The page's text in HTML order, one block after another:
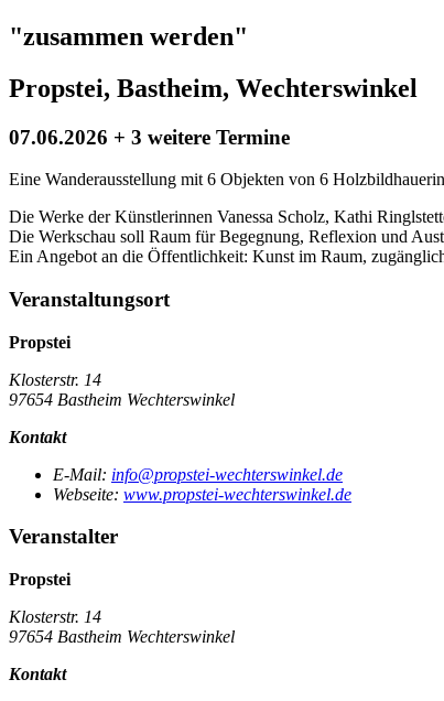
"zusammen werden"
Propstei, Bastheim, Wechterswinkel
07.06.2026 + 3 weitere Termine
Eine Wanderausstellung mit 6 Objekten von 6
Die Werke der Künstlerinnen Vanessa Scholz, Kathi
Die Werkschau soll Raum für Begegnung, Reflexion und
Ein Angebot an die Öffentlichkeit: Kunst im Raum,
Veranstaltungsort
Propstei
Klosterstr. 14
97654 Bastheim Wechterswinkel
Kontakt
E-Mail: info@propstei-wechterswinkel.de
Webseite: www.propstei-wechterswinkel.de
Veranstalter
Propstei
Klosterstr. 14
97654 Bastheim Wechterswinkel
Kontakt